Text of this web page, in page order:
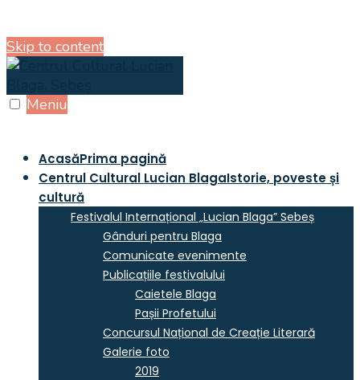
Skip to content
Meniu
AcasăPrima pagină
Centrul Cultural Lucian BlagaIstorie, poveste și
cultură
Festivalul Internațional „Lucian Blaga” Sebeș
Gânduri pentru Blaga
Comunicate evenimente
Publicațiile festivalului
Caietele Blaga
Pașii Profetului
Concursul Național de Creație Literară
Galerie foto
2019